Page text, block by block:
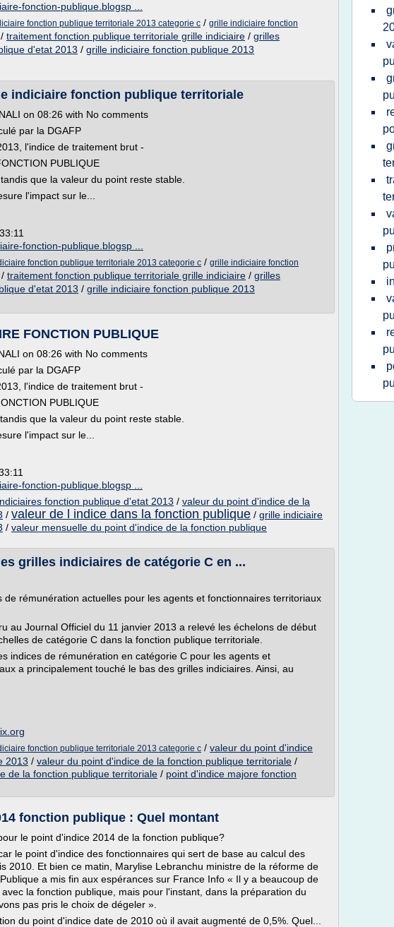
fonction-publique.blogsp ...
fonction publique territoriale 2013 categorie c / grille indiciaire fonction
/ traitement fonction publique territoriale grille indiciaire / grilles
d'etat 2013 / grille indiciaire fonction publique 2013
indiciaire fonction publique territoriale
on 08:26 with No comments
par la DGAFP
l'indice de traitement brut -
PUBLIQUE
que la valeur du point reste stable.
l'impact sur le...
fonction-publique.blogsp ...
fonction publique territoriale 2013 categorie c / grille indiciaire fonction
/ traitement fonction publique territoriale grille indiciaire / grilles
d'etat 2013 / grille indiciaire fonction publique 2013
FONCTION PUBLIQUE
on 08:26 with No comments
par la DGAFP
l'indice de traitement brut -
PUBLIQUE
que la valeur du point reste stable.
l'impact sur le...
fonction-publique.blogsp ...
fonction publique d'etat 2013 / valeur du point d'indice de la
/ valeur de l indice dans la fonction publique / grille indiciaire
/ valeur mensuelle du point d'indice de la fonction publique
grilles indiciaires de catégorie C en ...
de rémunération actuelles pour les agents et fonctionnaires territoriaux
au Journal Officiel du 11 janvier 2013 a relevé les échelons de début
de catégorie C dans la fonction publique territoriale.
indices de rémunération en catégorie C pour les agents et
a principalement touché le bas des grilles indiciaires. Ainsi, au
fonction publique territoriale 2013 categorie c / valeur du point d'indice
2013 / valeur du point d'indice de la fonction publique territoriale /
de la fonction publique territoriale / point d'indice majore fonction
fonction publique : Quel montant
le point d'indice 2014 de la fonction publique?
le point d'indice des fonctionnaires qui sert de base au calcul des
2010. Et bien ce matin, Marylise Lebranchu ministre de la réforme de
a mis fin aux espérances sur France Info « Il y a beaucoup de
la fonction publique, mais pour l'instant, dans la préparation du
pas pris le choix de dégeler ».
du point d'indice date de 2010 où il avait augmenté de 0,5%. Quel...